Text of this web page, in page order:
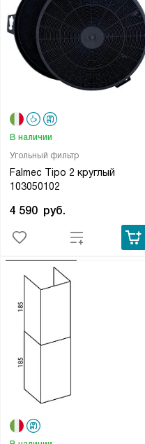
Угольный фильтр
Falmec Tipo 2 круглый
103050102
В наличии
4 590 руб.